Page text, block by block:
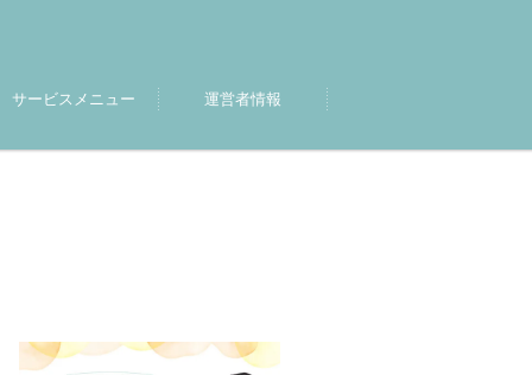
サービスメニュー 運営者情報